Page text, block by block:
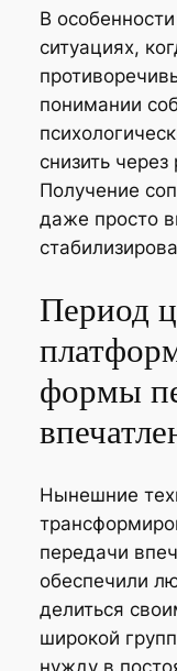
В
ситуациях,
понимании
снизить
Получение
даже просто
Период
формы
Нынешние
передачи
обеспечили
делиться
широкой